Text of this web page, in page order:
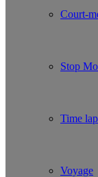
Court-
Stop
Time
Voyage